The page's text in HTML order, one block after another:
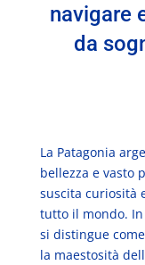
navigare
da
La Patagonia
bellezza e vasto
suscita curiosità
tutto il mondo. In
si distingue
la maestosità